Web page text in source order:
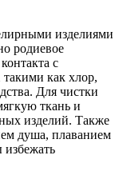
изделиями
родиевое
с
как хлор,
Для чистки
ткань и
изделий. Также
душа, плаванием
избежать